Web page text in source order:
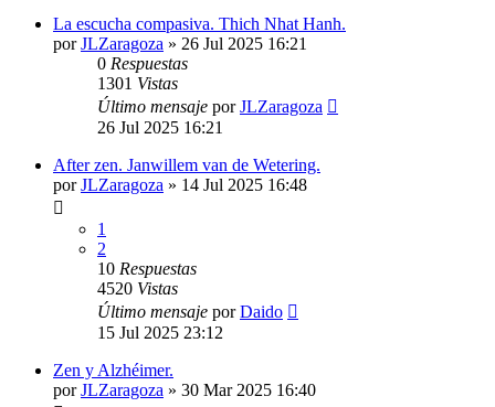
La escucha compasiva. Thich Nhat Hanh.
porJLZaragoza » 26 Jul 2025 16:21
0 Respuestas
1301 Vistas
Último mensaje porJLZaragoza
26 Jul 2025 16:21
After zen. Janwillem van de Wetering.
porJLZaragoza » 14 Jul 2025 16:48
1
2
10 Respuestas
4520 Vistas
Último mensaje porDaido
15 Jul 2025 23:12
Zen y Alzhéimer.
porJLZaragoza » 30 Mar 2025 16:40